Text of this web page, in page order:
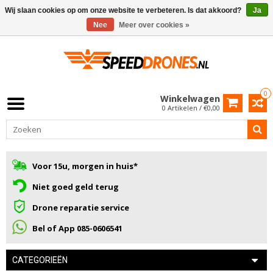
0
Winkelwagen
0 Artikelen / €0,00
Voor 15u, morgen in huis*
Niet goed geld terug
Drone reparatie service
Bel of App 085-0606541
CATEGORIEËN
Wij slaan cookies op om onze website te verbeteren. Is dat akkoord?
Ja
Nee
Meer over cookies »